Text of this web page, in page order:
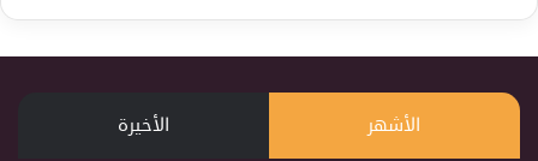
الأشهر الأخيرة